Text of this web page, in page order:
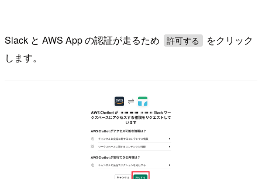
Slack と AWS App の認証が走るため 許可する
をクリック
します。